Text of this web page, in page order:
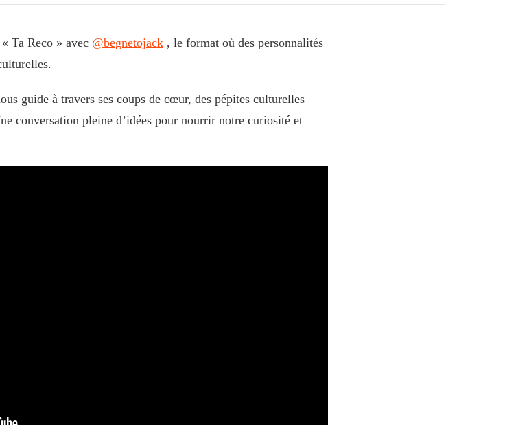
Ta Reco » avec ‪@begnetojack‬ , le format où des personnalités
guide à travers ses coups de cœur, des pépites culturelles
conversation pleine d’idées pour nourrir notre curiosité et